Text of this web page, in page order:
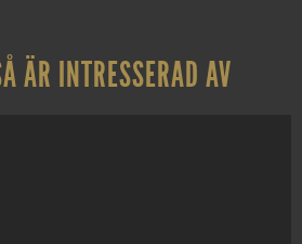
ÄR INTRESSERAD AV